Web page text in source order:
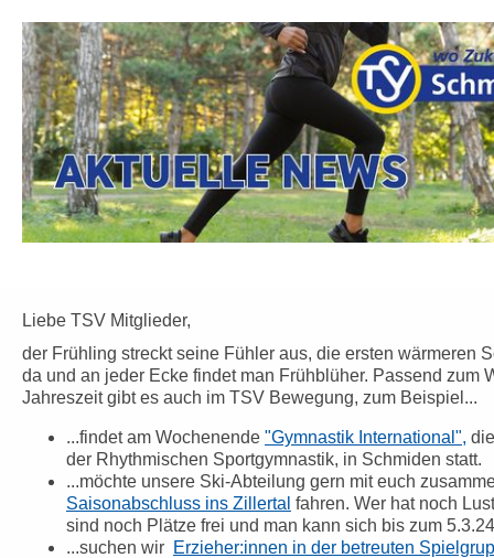
Liebe TSV Mitglieder,
der Frühling streckt seine Fühler aus, die ersten wärmeren
da und an jeder Ecke findet man Frühblüher. Passend zum
Jahreszeit gibt es auch im TSV Bewegung, zum Beispiel...
...findet am Wochenende "Gymnastik International",
der Rhythmischen Sportgymnastik, in Schmiden statt.
...möchte unsere Ski-Abteilung gern mit euch
Saisonabschluss ins Zillertal fahren. Wer hat noch
sind noch Plätze frei und man kann sich bis zum
...suchen wir Erzieher:innen in der betreuten